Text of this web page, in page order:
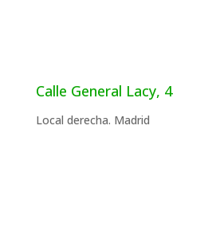
Calle General Lacy, 4
Local derecha. Madrid